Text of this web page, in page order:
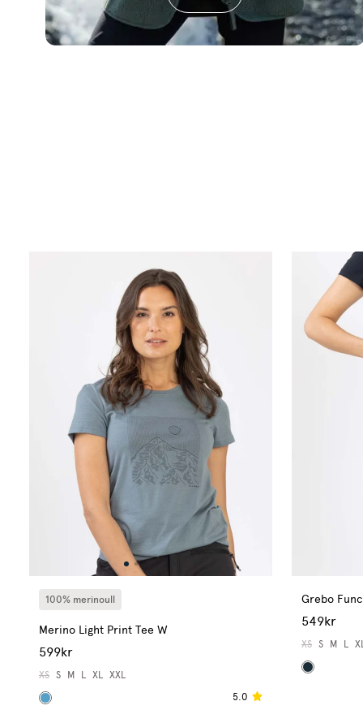
100% merinoull
Merino Light Print Tee W
599kr
XS S M L XL XXL
5.0
Grebo
549kr
XS S M L